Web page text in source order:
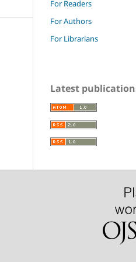
For Readers
For Authors
For Librarians
Latest